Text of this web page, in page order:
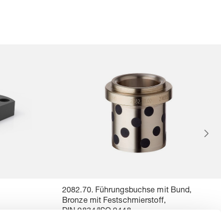
2082.70. Führungsbuchse mit Bund,
Bronze mit Festschmierstoff,
DIN 9834/ISO 9448